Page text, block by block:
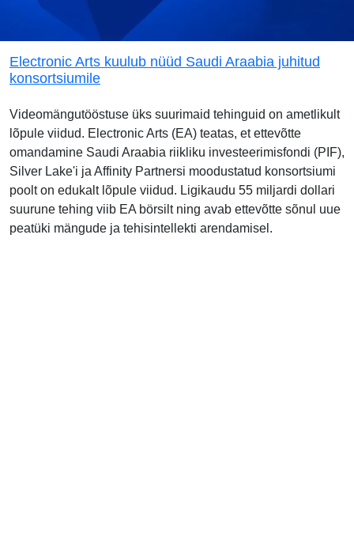
Electronic Arts kuulub nüüd Saudi Araabia juhitud
konsortsiumile
Videomängutööstuse üks suurimaid tehinguid on ametlikult
lõpule viidud. Electronic Arts (EA) teatas, et ettevõtte
omandamine Saudi Araabia riikliku investeerimisfondi (PIF),
Silver Lake'i ja Affinity Partnersi moodustatud konsortsiumi
poolt on edukalt lõpule viidud. Ligikaudu 55 miljardi dollari
suurune tehing viib EA börsilt ning avab ettevõtte sõnul uue
peatüki mängude ja tehisintellekti arendamisel.